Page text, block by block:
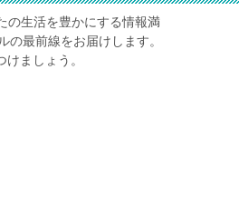
の生活を豊かにする情報満
最前線をお届けします。
ましょう。